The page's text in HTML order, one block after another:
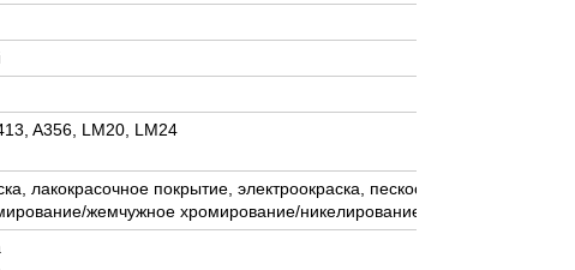
A356, LM20, LM24
лакокрасочное покрытие, электроокраска, пескоструйная
жемчужное хромирование/никелирование/меднение